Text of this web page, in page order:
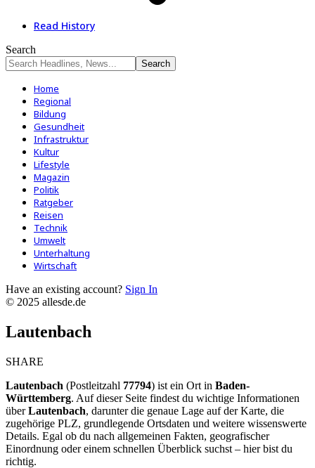
Read History
Search
Home
Regional
Bildung
Gesundheit
Infrastruktur
Kultur
Lifestyle
Magazin
Politik
Ratgeber
Reisen
Technik
Umwelt
Unterhaltung
Wirtschaft
Have an existing account? Sign In
© 2025 allesde.de
Lautenbach
SHARE
Lautenbach (Postleitzahl 77794) ist ein Ort in Baden-
Württemberg. Auf dieser Seite findest du wichtige Informationen
überLautenbach, darunter die genaue Lage auf der Karte, die
zugehörige PLZ, grundlegende Ortsdaten und weitere wissenswerte
Details. Egal ob du nach allgemeinen Fakten, geografischer
Einordnung oder einem schnellen Überblick suchst – hier bist du
richtig.